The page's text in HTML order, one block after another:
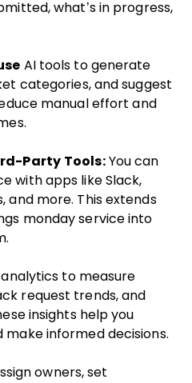
what’s in progress,
AI tools to generate
categories, and suggest
manual effort and
Party Tools:You can
with apps like Slack,
and more. This extends
monday service into
to measure
request trends, and
insights help you
informed decisions.
owners, set